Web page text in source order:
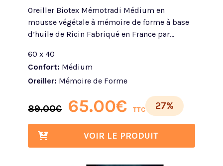
Oreiller Biotex Mémotradi Médium en
mousse végétale à mémoire de forme à base
d’huile de Ricin Fabriqué en France par...
60 x 40
Confort: Médium
Oreiller: Mémoire de Forme
89.00€ 65.00€ TTC 27%
VOIR LE PRODUIT